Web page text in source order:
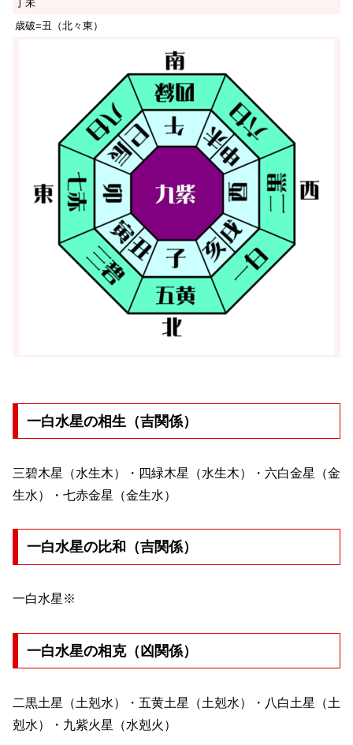
丁未
歳破=丑（北々東）
一白水星の相生（吉関係）
三碧木星（水生木）・四緑木星（水生木）・六白金星（金
生水）・七赤金星（金生水）
一白水星の比和（吉関係）
一白水星※
一白水星の相克（凶関係）
二黒土星（土剋水）・五黄土星（土剋水）・八白土星（土
剋水）・九紫火星（水剋火）